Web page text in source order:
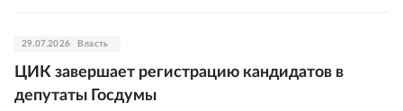
29.07.2026 Власть
ЦИК завершает регистрацию кандидатов в
депутаты Госдумы